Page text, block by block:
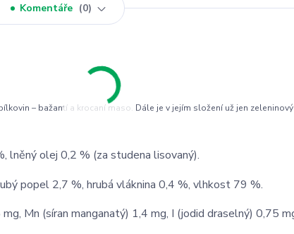
Komentáře 0
– bažantí a krocaní maso. Dále je v jejím složení už jen zeleninový
lněný olej 0,2 % (za studena lisovaný).
popel 2,7 %, hrubá vláknina 0,4 %, vlhkost 79 %.
Mn (síran manganatý) 1,4 mg, I (jodid draselný) 0,75